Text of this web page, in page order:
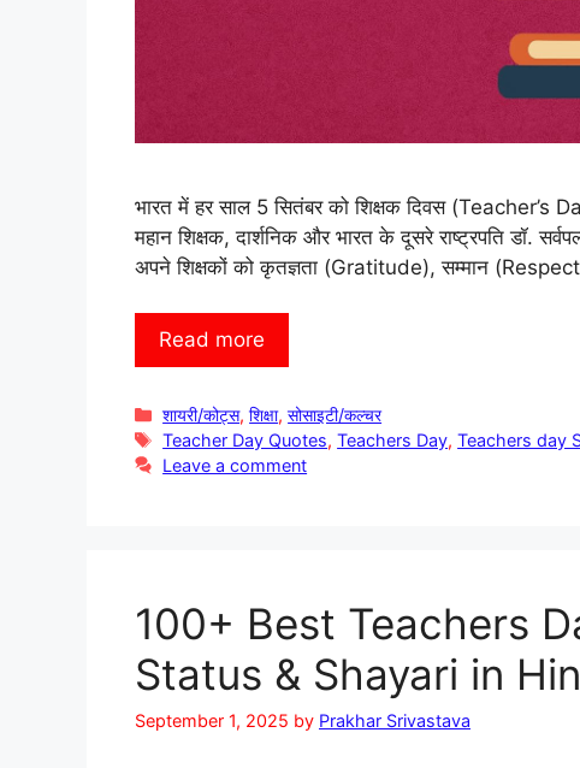
भारत में हर साल 5 सितंबर को शिक्षक दिवस (Teacher’s
महान शिक्षक, दार्शनिक और भारत के दूसरे राष्ट्रपति डॉ.
अपने शिक्षकों को कृतज्ञता (Gratitude), सम्मान
Read more
Categories
शायरी/कोट्स,शिक्षा,सोसाइटी/कल्चर
Tags
Teacher Day Quotes,Teachers Day,Teachers day
Leave a comment
100+ Best Teachers
Status & Shayari in
September 1, 2025 by Prakhar Srivastava